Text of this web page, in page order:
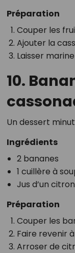
Préparation
Couper les
Ajouter la
Laisser
10.
Un dessert
Ingrédients
2 bananes
1 cuillère à
Jus d’un
Préparation
Couper les
Faire revenir
Arroser de